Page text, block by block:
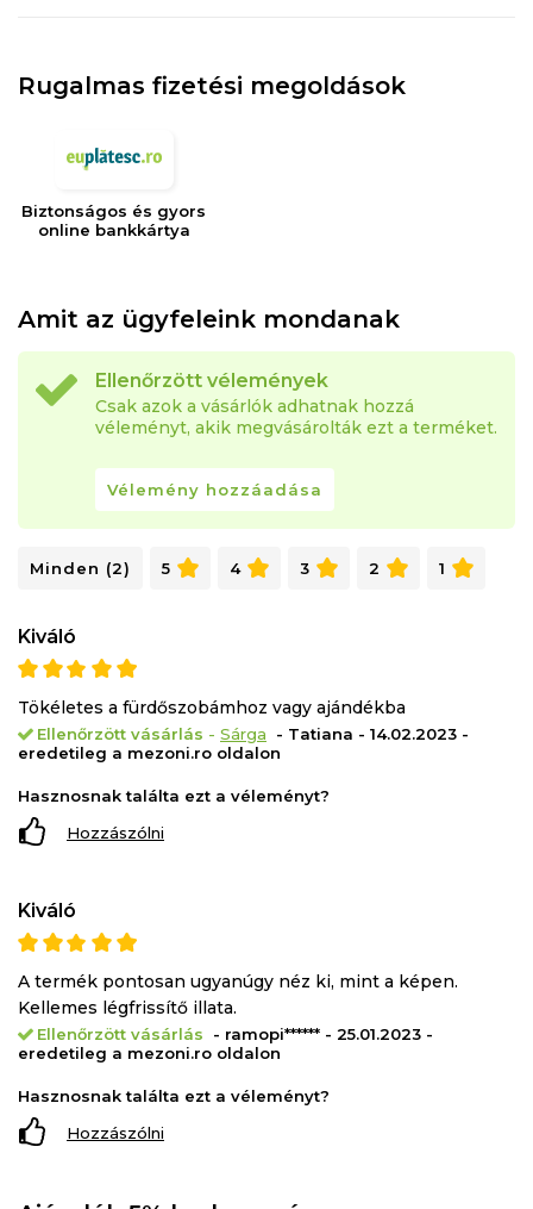
Rugalmas fizetési megoldások
Biztonságos és gyors
online bankkártya
Amit az ügyfeleink mondanak
Ellenőrzött vélemények
Csak azok a vásárlók adhatnak hozzá
véleményt, akik megvásárolták ezt a terméket.
Vélemény hozzáadása
Minden (2) 5 4 3 2 1
Kiváló
Tökéletes a fürdőszobámhoz vagy ajándékba
Ellenőrzött vásárlás - Sárga
- Tatiana - 14.02.2023 -
eredetileg a mezoni.ro oldalon
Hasznosnak találta ezt a véleményt?
Hozzászólni
Kiváló
A termék pontosan ugyanúgy néz ki, mint a képen.
Kellemes légfrissítő illata.
Ellenőrzött vásárlás
- ramopi****** - 25.01.2023 -
eredetileg a mezoni.ro oldalon
Hasznosnak találta ezt a véleményt?
Hozzászólni